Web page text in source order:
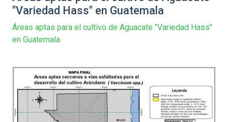
"Variedad Hass" en Guatemala
Áreas aptas para el cultivo de Aguacate "Variedad Hass"
en Guatemala